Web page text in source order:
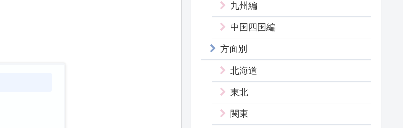
九州編
中国四国編
方面別
北海道
東北
関東